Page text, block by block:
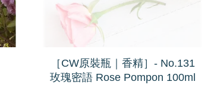
［CW原裝瓶｜香精］- No.131
玫瑰密語 Rose Pompon 100ml